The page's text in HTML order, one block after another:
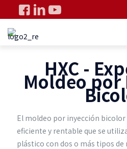
HXC -
Moldeo por
El moldeo por inyección
eficiente y rentable que se
plástico con dos o más tipos de